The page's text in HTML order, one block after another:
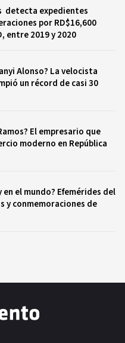
detecta expedientes
por RD$16,600
entre 2019 y 2020
Alonso? La velocista
un récord de casi 30
El empresario que
moderno en República
en el mundo? Efemérides del
y conmemoraciones de